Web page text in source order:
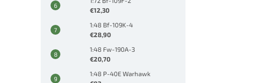
€12,30
1:48 Bf-109K-4
€28,90
1:48 Fw-190A-3
€20,70
1:48 P-40E Warhawk